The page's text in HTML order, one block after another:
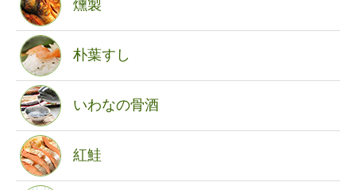
燻製
朴葉すし
いわなの骨酒
紅鮭